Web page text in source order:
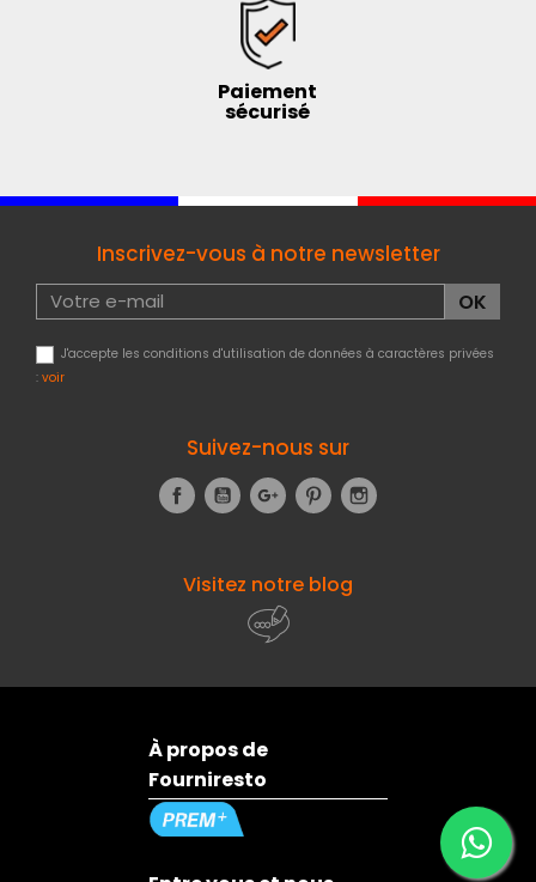
Paiement
sécurisé
Inscrivez-vous à notre newsletter
J'accepte les conditions d'utilisation de données à caractères privées
: voir
Suivez-nous sur
FacebookYouTubeGoogle+Pinterest
Visitez notre blog
À propos de
Fourniresto